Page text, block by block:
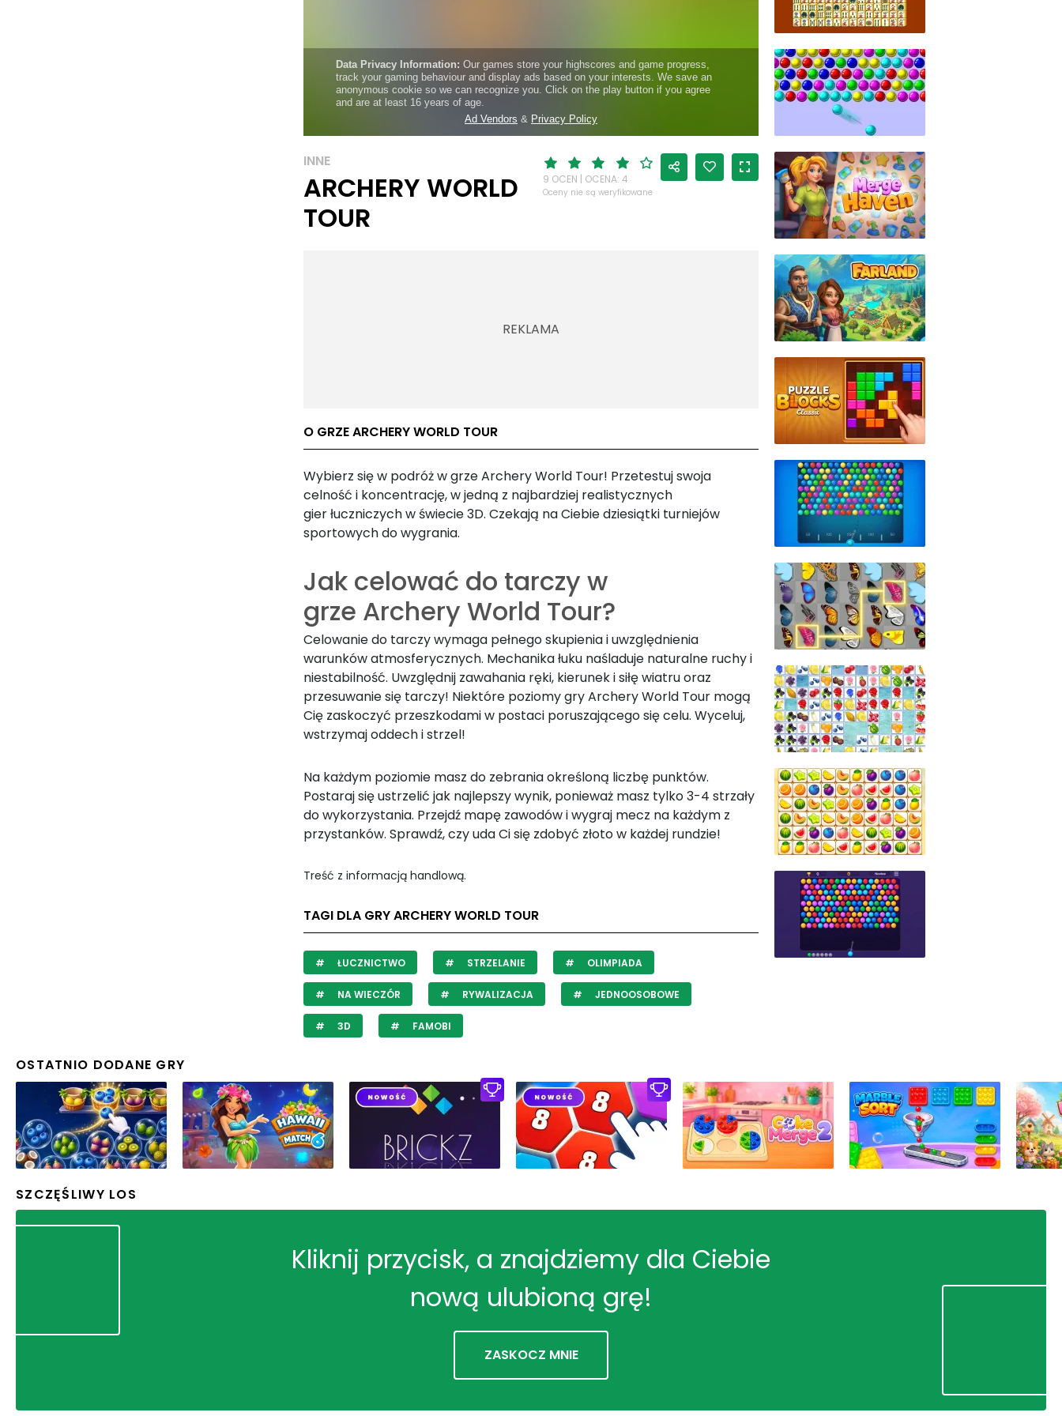
INNE
ARCHERY WORLD
TOUR
9 OCEN | OCENA: 4
Oceny nie są weryfikowane
O GRZE ARCHERY WORLD TOUR
Wybierz się w podróż w grze Archery World Tour! Przetestuj swoja
celność i koncentrację, w jedną z najbardziej realistycznych
gier łuczniczych w świecie 3D. Czekają na Ciebie dziesiątki turniejów
sportowych do wygrania.
Jak celować do tarczy w
grze Archery World Tour?
Celowanie do tarczy wymaga pełnego skupienia i uwzględnienia
warunków atmosferycznych. Mechanika łuku naśladuje naturalne ruchy i
niestabilność. Uwzględnij zawahania ręki, kierunek i siłę wiatru oraz
przesuwanie się tarczy! Niektóre poziomy gry Archery World Tour mogą
Cię zaskoczyć przeszkodami w postaci poruszającego się celu. Wyceluj,
wstrzymaj oddech i strzel!
Na każdym poziomie masz do zebrania określoną liczbę punktów.
Postaraj się ustrzelić jak najlepszy wynik, ponieważ masz tylko 3-4 strzały
do wykorzystania. Przejdź mapę zawodów i wygraj mecz na każdym z
przystanków. Sprawdź, czy uda Ci się zdobyć złoto w każdej rundzie!
Treść z informacją handlową.
TAGI DLA GRY ARCHERY WORLD TOUR
ŁUCZNICTWO STRZELANIE OLIMPIADA
NA WIECZÓR RYWALIZACJA JEDNOOSOBOWE
3D FAMOBI
OSTATNIO DODANE GRY
SZCZĘŚLIWY LOS
Kliknij przycisk, a znajdziemy dla Ciebie
nową ulubioną grę!
ZASKOCZ MNIE